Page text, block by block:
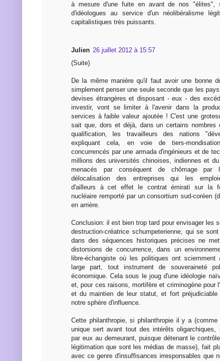
à mesure d'une fuite en avant de nos "élites",
d'idéologues au service d'un néolibéralisme
capitalistiques très puissants.
Julien 26 juillet 2012 à 15:57
(Suite)
De la même manière qu'il faut avoir une bonne
simplement penser une seule seconde que les
devises étrangères et disposant - eux - des
investir, vont se limiter à l'avenir dans la
services à faible valeur ajoutée ! C'est une
sait que, dors et déjà, dans un certains nombres
qualification, les travailleurs des nations
expliquant cela, en voie de tiers-
concurrencés par une armada d'ingénieurs et de
millions des universités chinoises, indiennes et
menacés par conséquent de chômage
délocalisation des entreprises qui les
d'ailleurs à cet effet le contrat émirati sur la
nucléaire remporté par un consortium sud-coréen
en arrière.
Conclusion: il est bien trop tard pour envisager les
destruction-créatrice schumpeterienne, qui se
dans des séquences historiques précises ne
distorsions de concurrence, dans un
libre-échangiste où les politiques ont sciemment
large part, tout instrument de souveraineté
économique. Cela sous le joug d'une idéologie
et, pour ces raisons, mortifère et criminogène pour
et du maintien de leur statut, et fort
notre sphère d'influence.
Cette philanthropie, si philanthropie il y a (comme
unique sert avant tout des intérêts oligarchiques,
par eux au demeurant, puisque détenant le
légitimation que sont les médias de masse), fait
avec ce genre d'insuffisances irresponsables que